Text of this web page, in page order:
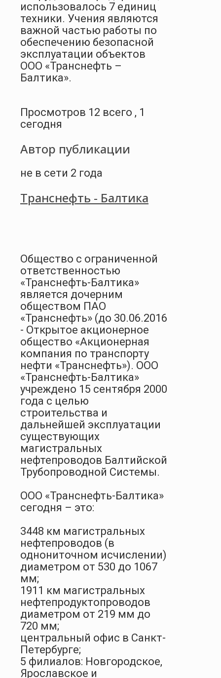
использовалось 7 единиц
техники. Учения являются
важной частью работы по
обеспечению безопасной
эксплуатации объектов
ООО «Транснефть –
Балтика».
Просмотров 12 всего , 1
сегодня
Автор публикации
не в сети 2 года
Транснефть - Балтика
Общество с ограниченной
ответственностью
«Транснефть-Балтика»
является дочерним
обществом ПАО
«Транснефть» (до 30.06.2016
- Открытое акционерное
общество «Акционерная
компания по транспорту
нефти «Транснефть»). ООО
«Транснефть-Балтика»
учреждено 15 сентября 2000
года с целью
строительства и
дальнейшей эксплуатации
существующих
магистральных
нефтепроводов Балтийской
Трубопроводной Системы.
OOO «Транснефть-Балтика»
сегодня – это:
3448 км магистральных
нефтепро­водов (в
однониточном исчислении)
диаметром от 530 до 1067
мм;
1911 км магистральных
нефтепродуктопроводов
диаметром от 219 мм до
720 мм;
центральный офис в Санкт-
Петербурге;
5 филиалов: Новгородское,
Ярославское и